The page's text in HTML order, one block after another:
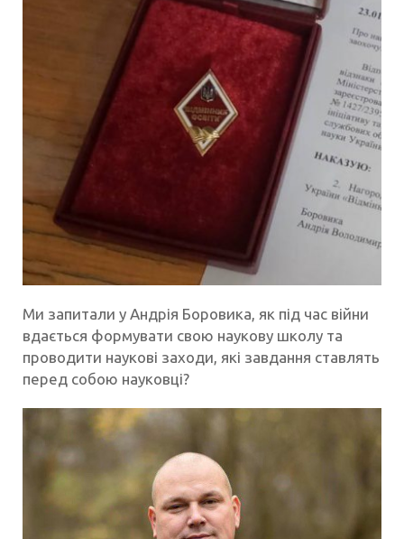
Ми запитали у Андрія Боровика, як під час війни
вдається формувати свою наукову школу та
проводити наукові заходи, які завдання ставлять
перед собою науковці?